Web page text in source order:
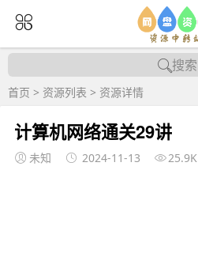
搜索
首页 > 资源列表 > 资源详情
计算机网络通关29讲
未知 2024-11-13 25.9K